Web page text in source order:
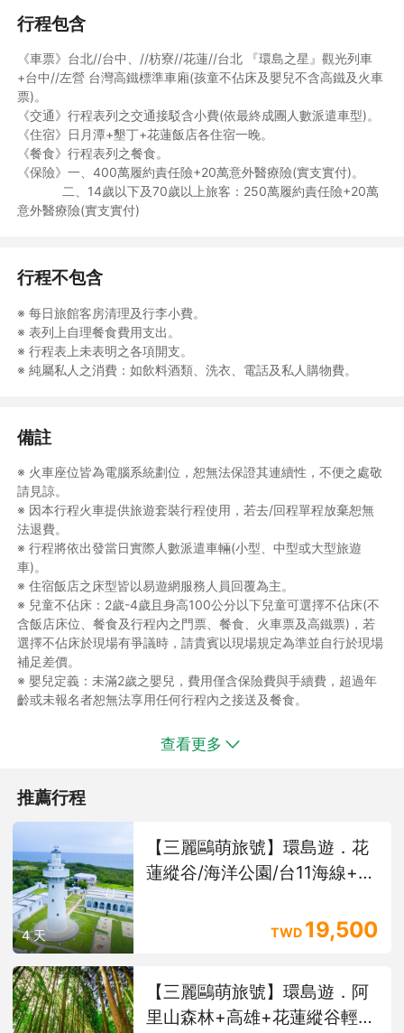
行程包含
《車票》台北//台中、//枋寮//花蓮//台北 『環島之星』觀光列車
+台中//左營 台灣高鐵標準車廂(孩童不佔床及嬰兒不含高鐵及火車
票)。
《交通》行程表列之交通接駁含小費(依最終成團人數派遣車型)。
《住宿》日月潭+墾丁+花蓮飯店各住宿一晚。
《餐食》行程表列之餐食。
《保險》一、400萬履約責任險+20萬意外醫療險(實支實付)。
二、14歲以下及70歲以上旅客：250萬履約責任險+20萬
意外醫療險(實支實付)
行程不包含
※ 每日旅館客房清理及行李小費。
※ 表列上自理餐食費用支出。
※ 行程表上未表明之各項開支。
※ 純屬私人之消費：如飲料酒類、洗衣、電話及私人購物費。
備註
※ 火車座位皆為電腦系統劃位，恕無法保證其連續性，不便之處敬
請見諒。
※ 因本行程火車提供旅遊套裝行程使用，若去/回程單程放棄恕無
法退費。
※ 行程將依出發當日實際人數派遣車輛(小型、中型或大型旅遊
車)。
※ 住宿飯店之床型皆以易遊網服務人員回覆為主。
※ 兒童不佔床：2歲-4歲且身高100公分以下兒童可選擇不佔床(不
含飯店床位、餐食及行程內之門票、餐食、火車票及高鐵票)，若
選擇不佔床於現場有爭議時，請貴賓以現場規定為準並自行於現場
補足差價。
※ 嬰兒定義：未滿2歲之嬰兒，費用僅含保險費與手續費，超過年
齡或未報名者恕無法享用任何行程內之接送及餐食。
【說明】※ 若遇天氣不佳或不可抗拒之因素，本公司保有取消或變
合不到視同旅客放棄行程，本公司不予退費。
※ 本行程部分搭乘巴士，請旅客自備暈車葯或其他隨身藥物。
※ 本行程適用「國內旅遊定型化契約書」之相關規定。
查看更多
推薦行程
4 天
【三麗鷗萌旅號】環島遊．花
蓮縱谷/海洋公園/台11海線+台
TWD 19,500
【三麗鷗萌旅號】環島遊．阿
里山森林+高雄+花蓮縱谷輕鬆